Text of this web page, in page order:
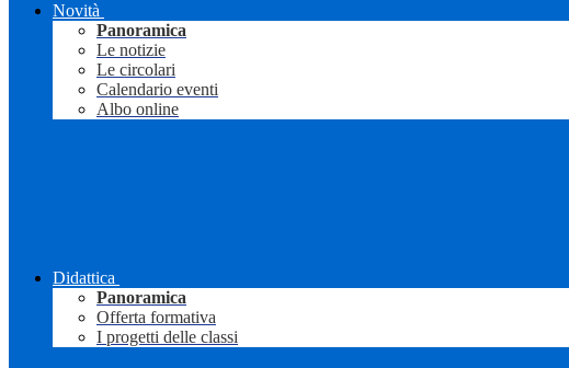
Novità
Panoramica
Le notizie
Le circolari
Calendario eventi
Albo online
Didattica
Panoramica
Offerta formativa
I progetti delle classi